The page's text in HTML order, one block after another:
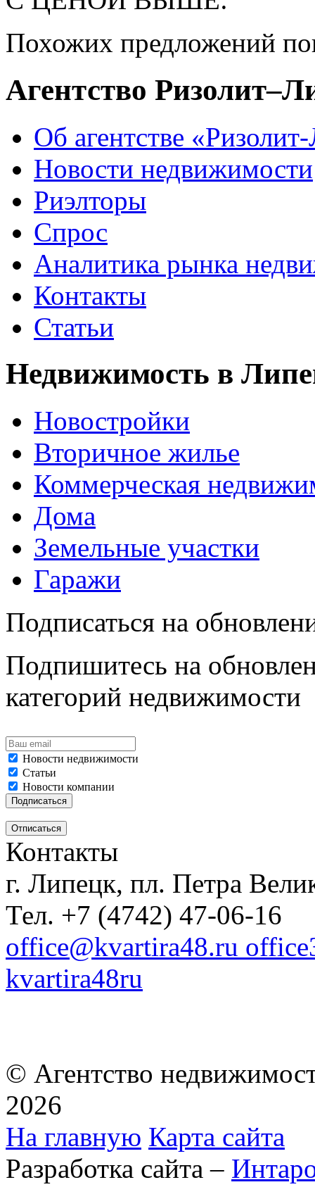
Похожих предложений
Агентство
Об агентстве
Новости недвижимости
Риэлторы
Спрос
Аналитика рынка
Контакты
Статьи
Недвижимость в
Новостройки
Вторичное жилье
Коммерческая
Дома
Земельные участки
Гаражи
Подписаться на
Подпишитесь на
категорий недвижимости
Новости недвижимости
Статьи
Новости компании
Контакты
г. Липецк, пл. Петра
Тел. +7 (4742) 47-06-16
office@kvartira48.ru
kvartira48ru
© Агентство
2026
На главную Карта сайта
Разработка сайта –